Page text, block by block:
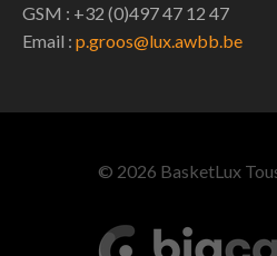
GSM : +32 (0)497 47 12 47
Email : p.groos@lux.awbb.be
© 2026 BasketLux